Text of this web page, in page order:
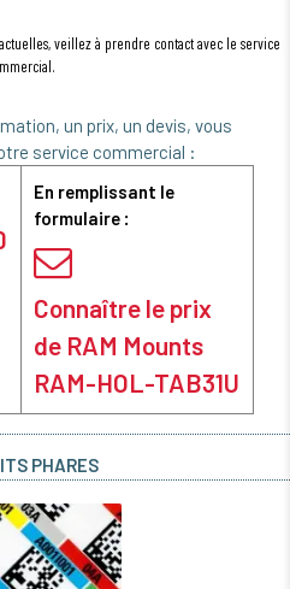
veillez à prendre contact avec le service
un prix, un devis, vous
service commercial :
En remplissant le
formulaire :
Connaître le prix
de RAM Mounts
RAM-HOL-TAB31U
PHARES